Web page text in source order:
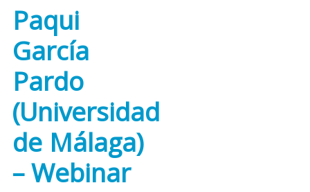
Paqui
García
Pardo
(Universidad
de Málaga)
– Webinar